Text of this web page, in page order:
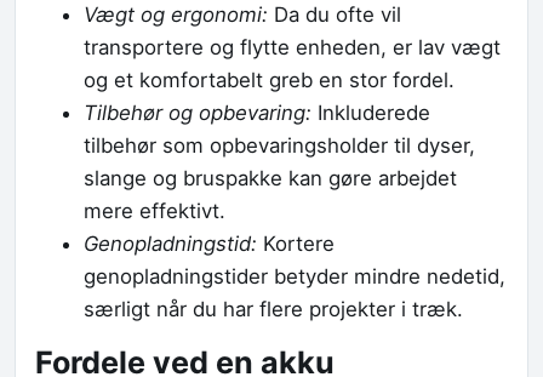
Vægt og ergonomi: Da du ofte vil
transportere og flytte enheden, er lav vægt
og et komfortabelt greb en stor fordel.
Tilbehør og opbevaring: Inkluderede
tilbehør som opbevaringsholder til dyser,
slange og bruspakke kan gøre arbejdet
mere effektivt.
Genopladningstid: Kortere
genopladningstider betyder mindre nedetid,
særligt når du har flere projekter i træk.
Fordele ved en akku